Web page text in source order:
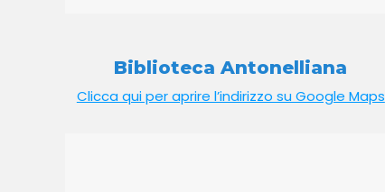
Biblioteca Antonelliana
Clicca qui per aprire l’indirizzo su Google Maps